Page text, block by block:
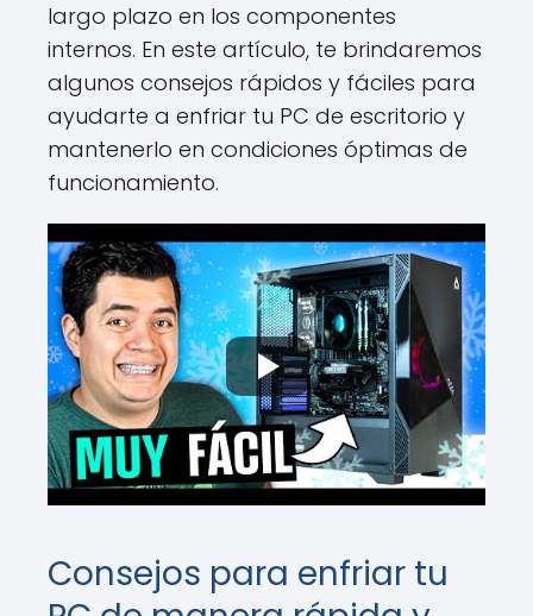
largo plazo en los componentes
internos. En este artículo, te brindaremos
algunos consejos rápidos y fáciles para
ayudarte a enfriar tu PC de escritorio y
mantenerlo en condiciones óptimas de
funcionamiento.
Consejos para enfriar tu